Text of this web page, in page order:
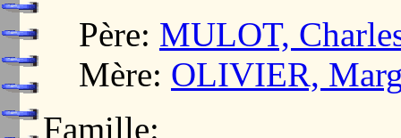
Père: MULOT,
Mère: OLIVIER,
Famille: